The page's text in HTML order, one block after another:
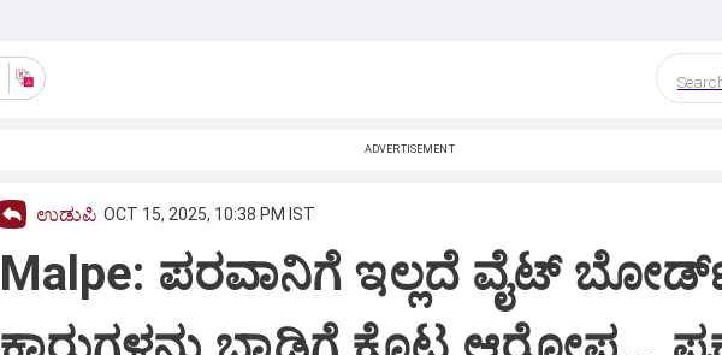
ADVERTISEMENT
ಉಡುಪಿ OCT 15, 2025, 10:38 PM IST
Malpe: ಪರವಾನಿಗೆ ಇಲ್ಲದೆ ವೈಟ್